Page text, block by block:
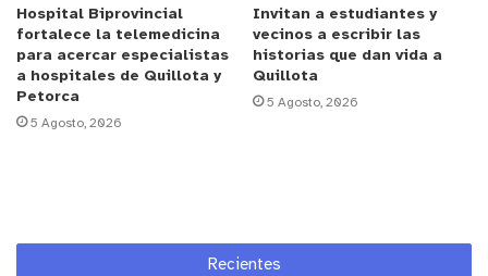
2025
y tú, ¿qué opinas?
Hospital Biprovincial
fortalece la telemedicina
para acercar especialistas
a hospitales de Quillota y
Petorca
5 Agosto, 2026
Invitan a estudiantes y
vecinos a escribir las
historias que dan vida a
Quillota
5 Agosto, 2026
Recientes